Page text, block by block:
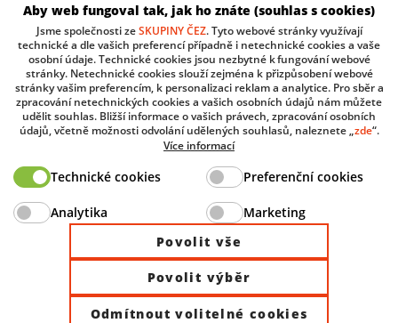
Servisní linka pro námi realizované akce
Po – Pá 8.30 – 17.00
tel:+420 733 421 878, E-mailservis@domat.cz
Technická podpora:
Tel.:+420 461 100 666 , WhatsApp:+420 603 735 402
Informace o zpracovávaných osobních údajích.
Ministry of Industry and Trade of the Czech Republic
© 2026 Domat Control System s.r.o. |
All rights reserved |
Aby web fungoval tak, jak ho znáte (souhlas s cookies)
Jsme společnosti zeSKUPINY ČEZ. Tyto webové stránky využívají
technické a dle vašich preferencí případně i netechnické cookies a vaše
osobní údaje. Technické cookies jsou nezbytné k fungování webové
stránky. Netechnické cookies slouží zejména k přizpůsobení webové
stránky vašim preferencím, k personalizaci reklam a analytice. Pro sběr a
zpracování netechnických cookies a vašich osobních údajů nám můžete
udělit souhlas. Bližší informace o vašich právech, zpracování osobních
údajů, včetně možnosti odvolání udělených souhlasů, naleznete „zde“.
Více informací
Technické cookies Preferenční cookies
Analytika
Marketing
Povolit vše
Povolit výběr
Odmítnout volitelné cookies